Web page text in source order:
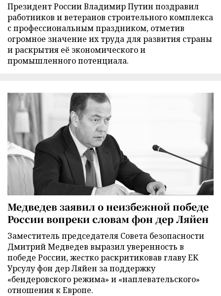
Президент России Владимир Путин поздравил
работников и ветеранов строительного комплекса
с профессиональным праздником, отметив
огромное значение их труда для развития страны
и раскрытия её экономического и
промышленного потенциала.
Медведев заявил о неизбежной победе
России вопреки словам фон дер Ляйен
Заместитель председателя Совета безопасности
Дмитрий Медведев выразил уверенность в
победе России, жестко раскритиковав главу ЕК
Урсулу фон дер Ляйен за поддержку
«бендеровского режима» и «наплевательского»
отношения к Европе.